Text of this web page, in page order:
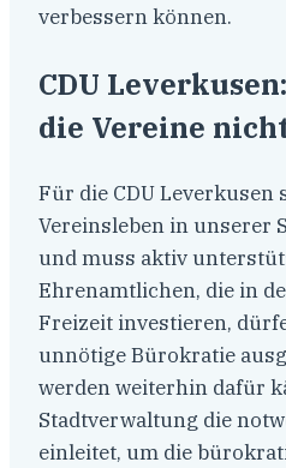
verbessern können.
CDU
die Vereine
Für die CDU Leverkusen
Vereinsleben in unserer
und muss aktiv
Ehrenamtlichen, die in
Freizeit investieren,
unnötige Bürokratie
werden weiterhin dafür
Stadtverwaltung die
einleitet, um die